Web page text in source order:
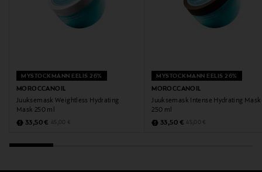
MYSTOCKMANN EELIS 26%
MOROCCANOIL
Juuksemask Weightless Hydrating
Mask 250 ml
Discounted Price
33,50 € Original Price
45,00 €
MYSTOCKMANN EELIS 26%
MOROCCANOIL
Juuksemask Intense Hydrating Mask
250 ml
Discounted Price
33,50 € Original Price
45,00 €